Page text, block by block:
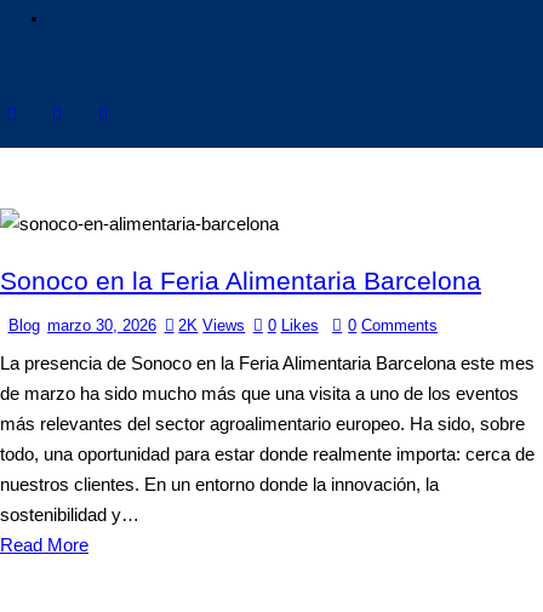
Sonoco en la Feria Alimentaria Barcelona
Blog marzo 30, 2026 2K Views 0 Likes 0 Comments
La presencia de Sonoco en la Feria Alimentaria Barcelona este mes
de marzo ha sido mucho más que una visita a uno de los eventos
más relevantes del sector agroalimentario europeo. Ha sido, sobre
todo, una oportunidad para estar donde realmente importa: cerca de
nuestros clientes. En un entorno donde la innovación, la
sostenibilidad y…
Read More